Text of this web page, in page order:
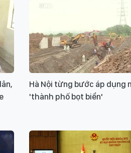
Hà Nội từng bước áp dụng
'thành phố bọt biển'